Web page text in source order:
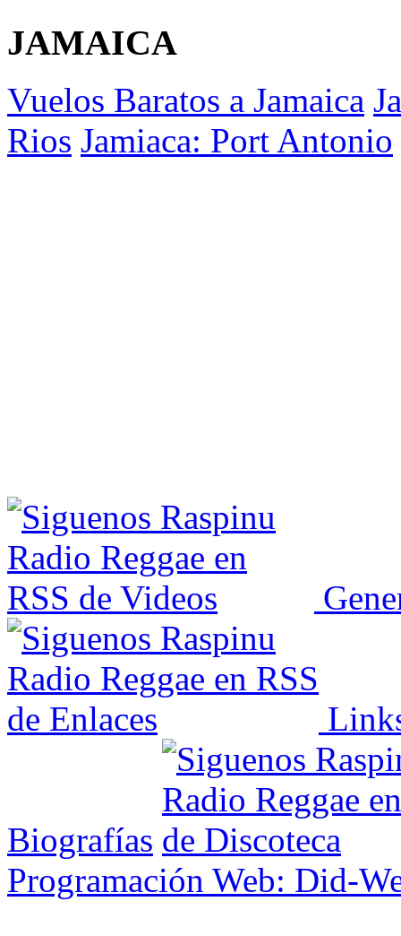
JAMAICA
Vuelos Baratos a Jamaica
Rios Jamiaca: Port Antonio
Biografías
Programación Web: Did-